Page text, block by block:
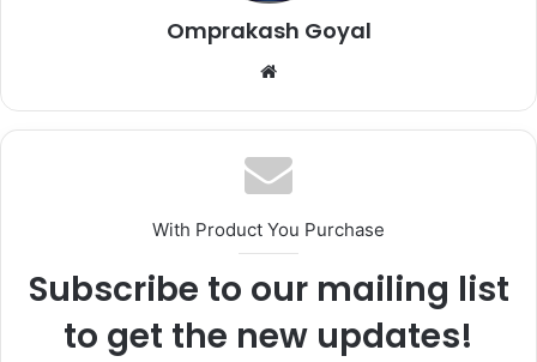
Omprakash Goyal
Website
With Product You Purchase
Subscribe to our mailing list
to get the new updates!